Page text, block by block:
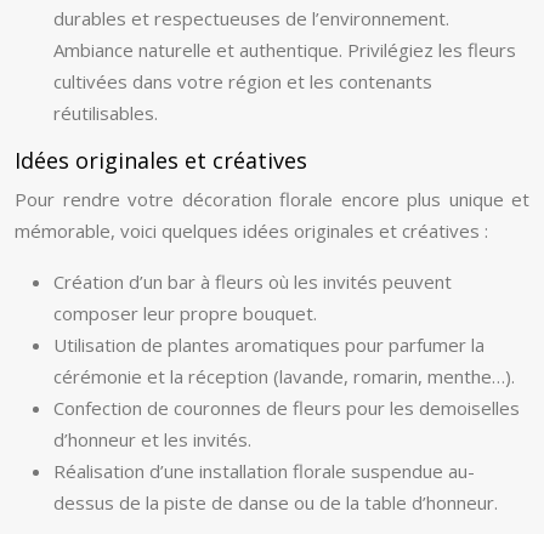
durables et respectueuses de l’environnement.
Ambiance naturelle et authentique. Privilégiez les fleurs
cultivées dans votre région et les contenants
réutilisables.
Idées originales et créatives
Pour rendre votre décoration florale encore plus unique et
mémorable, voici quelques idées originales et créatives :
Création d’un bar à fleurs où les invités peuvent
composer leur propre bouquet.
Utilisation de plantes aromatiques pour parfumer la
cérémonie et la réception (lavande, romarin, menthe…).
Confection de couronnes de fleurs pour les demoiselles
d’honneur et les invités.
Réalisation d’une installation florale suspendue au-
dessus de la piste de danse ou de la table d’honneur.